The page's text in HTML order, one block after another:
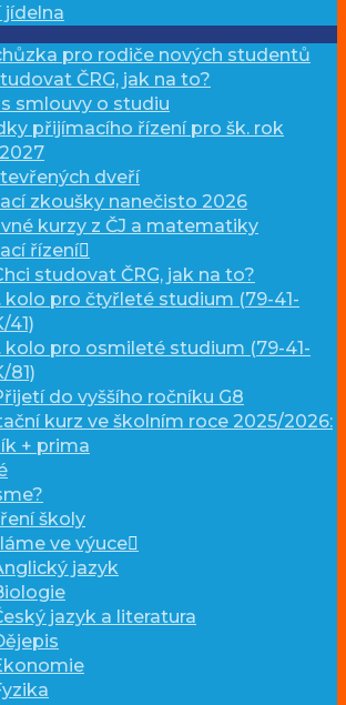
jídelna
pro rodiče nových studentů
ČRG, jak na to?
smlouvy o studiu
přijímacího řízení pro šk. rok
dveří
zkoušky nanečisto 2026
kurzy z ČJ a matematiky
řízení
studovat ČRG, jak na to?
kolo pro čtyřleté studium (79-41-
41)
kolo pro osmileté studium (79-41-
81)
do vyššího ročníku G8
kurz ve školním roce 2025/2026:
+ prima
školy
ve výuce
jazyk
jazyk a literatura